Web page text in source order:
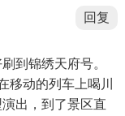
回复
到锦绣天府号。
移动的列车上喝川
出，到了景区直